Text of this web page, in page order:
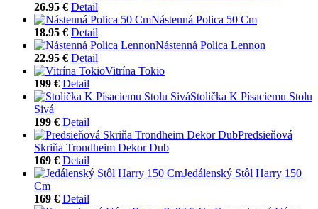
26.95 € Detail
Nástenná Polica 50 Cm
18.95 € Detail
Nástenná Polica Lennon
22.95 € Detail
Vitrína Tokio
199 € Detail
Stolička K Písaciemu Stolu
Sivá
199 € Detail
Predsieňová
Skriňa Trondheim Dekor Dub
169 € Detail
Jedálenský Stôl Harry 150
Cm
169 € Detail